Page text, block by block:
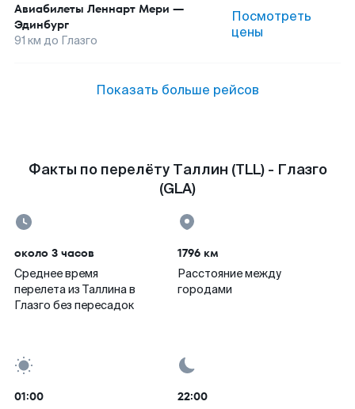
Авиабилеты Леннарт Мери —
Эдинбург
91 км до Глазго
Посмотреть
цены
Показать больше рейсов
Факты по перелёту Таллин (TLL) - Глазго
(GLA)
около 3 часов
Среднее время
перелета из Таллина в
Глазго без пересадок
1796 км
Расстояние между
городами
01:00 22:00